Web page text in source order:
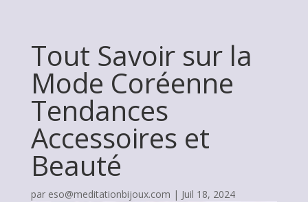
Tout Savoir sur la
Mode Coréenne
Tendances
Accessoires et
Beauté
par eso@meditationbijoux.com | Juil 18, 2024